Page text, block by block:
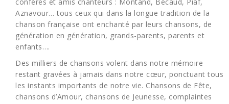
Aznavour… tous ceux qui dans la longue tradition de la
chanson française ont enchanté par leurs chansons, de
génération en génération, grands-parents, parents et
enfants….
Des milliers de chansons volent dans notre mémoire
restant gravées à jamais dans notre cœur, ponctuant tous
les instants importants de notre vie. Chansons de Fête,
chansons d’Amour, chansons de Jeunesse, complaintes